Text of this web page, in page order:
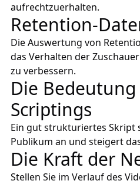
aufrechtzuerhalten.
Retention-
Die Auswertung von
das Verhalten der
zu verbessern.
Die Bedeutung
Scriptings
Ein gut strukturiertes Skript
Publikum an und steigert
Die Kraft der
Stellen Sie im Verlauf des